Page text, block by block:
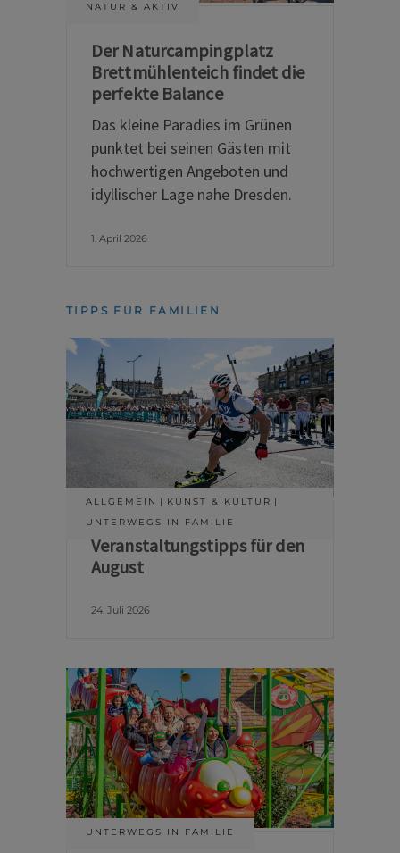
NATUR & AKTIV
Der Naturcampingplatz
Brettmühlenteich findet die
perfekte Balance
Das kleine Paradies im Grünen
punktet bei seinen Gästen mit
hochwertigen Angeboten und
idyllischer Lage nahe Dresden.
1. April 2026
TIPPS FÜR FAMILIEN
ALLGEMEIN
KUNST & KULTUR
UNTERWEGS IN FAMILIE
Veranstaltungstipps für den
August
24. Juli 2026
UNTERWEGS IN FAMILIE